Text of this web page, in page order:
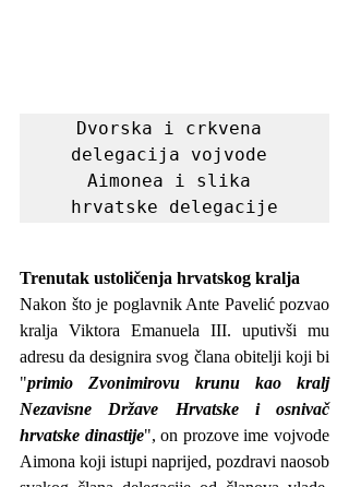
Dvorska i crkvena
delegacija vojvode
Aimonea i slika
hrvatske delegacije
Trenutak ustoličenja hrvatskog kralja
Nakon što je poglavnik Ante Pavelić pozvao
kralja Viktora Emanuela III. uputivši mu
adresu da designira svog člana obitelji koji bi
"primio Zvonimirovu krunu kao kralj
Nezavisne Države Hrvatske i osnivač
hrvatske dinastije", on prozove ime vojvode
Aimona koji istupi naprijed, pozdravi naosob